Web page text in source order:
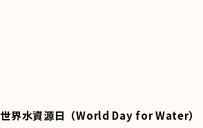
世界水資源日（World Day for Water）